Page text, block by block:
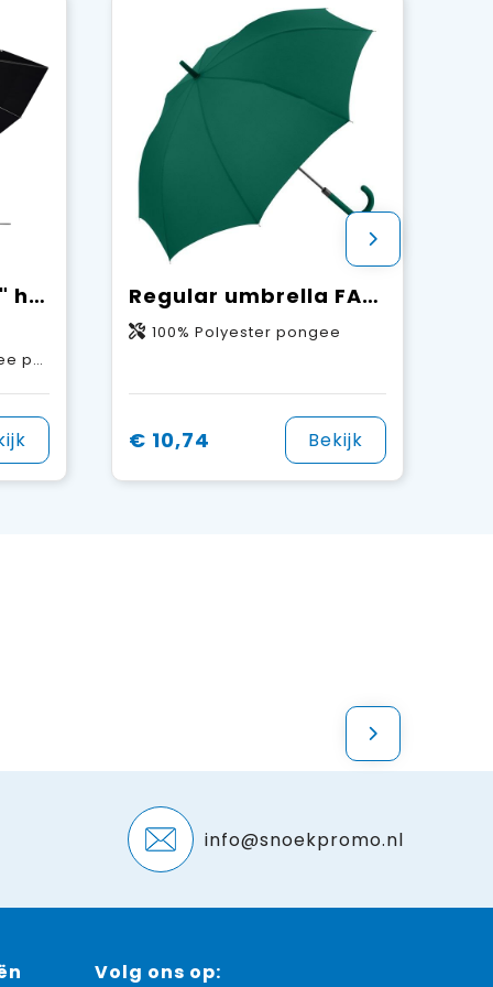
SCX.design R01 28" halfautomatische paraplu
Rubber
Regular umbrella FARE® Fashion AC
100% Polyester pongee
€ 10,74 Bekijk
info@snoekpromo.nl
Volg ons op: